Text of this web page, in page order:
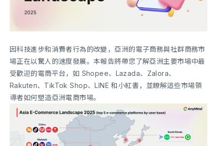
因科技進步和消費者行為的改變，亞洲的電子商務與社群商務市
場正在以驚人的速度發展。本報告將帶您了解亞洲主要市場中最
受歡迎的電商平台，如 Shopee、Lazada、Zalora、
Rakuten、TikTok Shop、LINE 和小紅書，並瞭解這些市場領
導者如何塑造亞洲電商市場。